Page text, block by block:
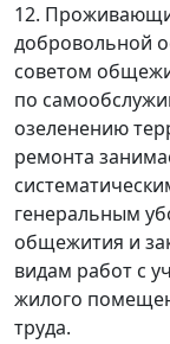
12.
добровольной
советом
по
озеленению
ремонта
генеральным
общежития и
видам работ с
жилого
труда.